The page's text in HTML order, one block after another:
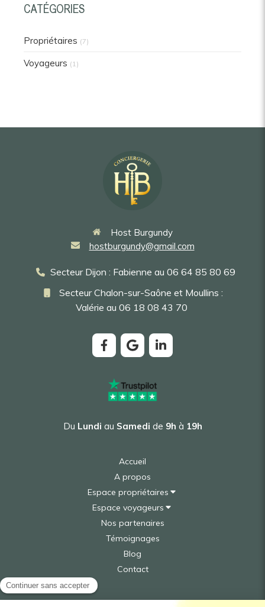
CATÉGORIES
Propriétaires (7)
Voyageurs (1)
Host Burgundy
hostburgundy@gmail.com
Secteur Dijon : Fabienne au 06 64 85 80 69
Secteur Chalon-sur-Saône et Moullins :
Valérie au 06 18 08 43 70
Du Lundi au Samedi de 9h à 19h
Accueil
A propos
Espace propriétaires
Espace voyageurs
Nos partenaires
Témoignages
Blog
Contact